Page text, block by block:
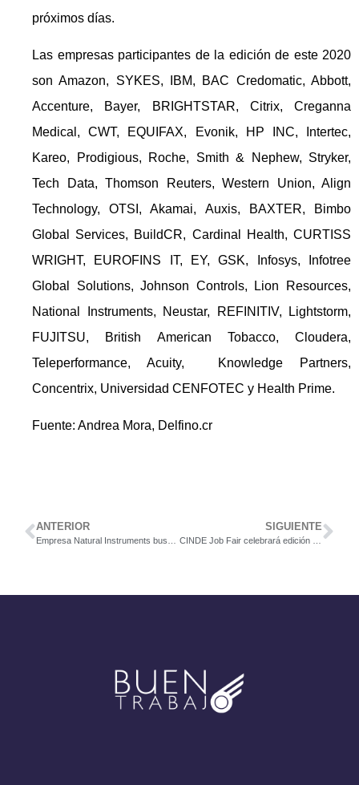
próximos días.
Las empresas participantes de la edición de este 2020
son Amazon, SYKES, IBM, BAC Credomatic, Abbott,
Accenture, Bayer, BRIGHTSTAR, Citrix, Creganna
Medical, CWT, EQUIFAX, Evonik, HP INC, Intertec,
Kareo, Prodigious, Roche, Smith & Nephew, Stryker,
Tech Data, Thomson Reuters, Western Union, Align
Technology, OTSI, Akamai, Auxis, BAXTER, Bimbo
Global Services, BuildCR, Cardinal Health, CURTISS
WRIGHT, EUROFINS IT, EY, GSK, Infosys, Infotree
Global Solutions, Johnson Controls, Lion Resources,
National Instruments, Neustar, REFINITIV, Lightstorm,
FUJITSU, British American Tobacco, Cloudera,
Teleperformance, Acuity, Knowledge Partners,
Concentrix, Universidad CENFOTEC y Health Prime.
Fuente: Andrea Mora, Delfino.cr
ANTERIOR SIGUIENTE